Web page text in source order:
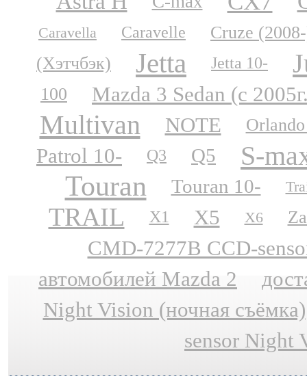
Caravella Caravelle
Cruze
(Хэтчбэк)
Jetta Jetta 10-
100 Mazda 3 Sedan (с
Multivan NOTE
Patrol 10- Q3 Q5 S-
Touran Touran 10-
TRAIL X1 X5 X6
CMD-7277B CCD-
автомобилей Mazda 2
Night Vision (ночная съёмка)
sensor Night